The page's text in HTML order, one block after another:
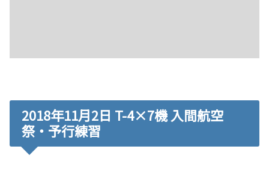
2018年11月2日 T-4×7機 入間航空
祭・予行練習